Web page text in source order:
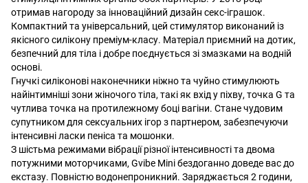
отримав нагороду за інноваційний дизайн секс-іграшок.
Компактний та універсальний, цей стимулятор виконаний із
якісного силікону преміум-класу. Матеріал приємний на дотик,
безпечний для тіла і добре поєднується зі змазками на водній
основі.
Гнучкі силіконові наконечники ніжно та чуйно стимулюють
найінтимніші зони жіночого тіла, такі як вхід у піхву, точка G та
чутлива точка на протилежному боці вагіни. Стане чудовим
супутником для сексуальних ігор з партнером, забезпечуючи
інтенсивні ласки пеніса та мошонки.
З шістьма режимами вібрації різної інтенсивності та двома
потужними моторчиками, Gvibe Mini бездоганно доведе вас до
екстазу. Повністю водонепроникний. Заряджається 2 години,